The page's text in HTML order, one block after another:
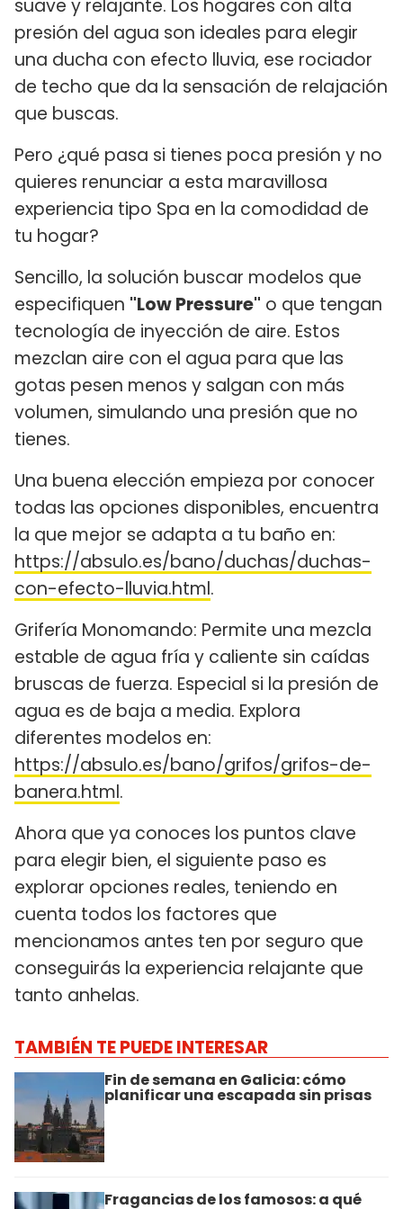
suave y relajante. Los hogares con alta
presión del agua son ideales para elegir
una ducha con efecto lluvia, ese rociador
de techo que da la sensación de relajación
que buscas.
Pero ¿qué pasa si tienes poca presión y no
quieres renunciar a esta maravillosa
experiencia tipo Spa en la comodidad de
tu hogar?
Sencillo, la solución buscar modelos que
especifiquen "Low Pressure" o que tengan
tecnología de inyección de aire. Estos
mezclan aire con el agua para que las
gotas pesen menos y salgan con más
volumen, simulando una presión que no
tienes.
Una buena elección empieza por conocer
todas las opciones disponibles, encuentra
la que mejor se adapta a tu baño en:
https://absulo.es/bano/duchas/duchas-
con-efecto-lluvia.html.
Grifería Monomando: Permite una mezcla
estable de agua fría y caliente sin caídas
bruscas de fuerza. Especial si la presión de
agua es de baja a media. Explora
diferentes modelos en:
https://absulo.es/bano/grifos/grifos-de-
banera.html.
Ahora que ya conoces los puntos clave
para elegir bien, el siguiente paso es
explorar opciones reales, teniendo en
cuenta todos los factores que
mencionamos antes ten por seguro que
conseguirás la experiencia relajante que
tanto anhelas.
TAMBIÉN TE PUEDE INTERESAR
Fin de semana en Galicia: cómo
planificar una escapada sin prisas
Fragancias de los famosos: a qué